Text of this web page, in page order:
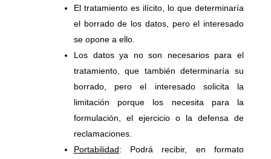
El tratamiento es ilícito, lo que determinaría
el borrado de los datos, pero el interesado
se opone a ello.
Los datos ya no son necesarios para el
tratamiento, que también determinaría su
borrado, pero el interesado solicita la
limitación porque los necesita para la
formulación, el ejercicio o la defensa de
reclamaciones.
Portabilidad: Podrá recibir, en formato